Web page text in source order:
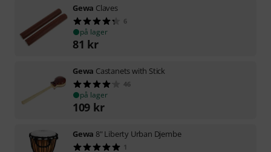
Gewa Claves
6
på lager
81 kr
Gewa Castanets with Stick
46
på lager
109 kr
Gewa 8" Liberty Urban Djembe
1